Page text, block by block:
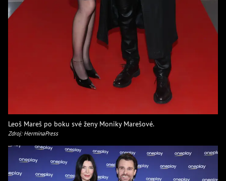
Leoš Mareš po boku své ženy Moniky Marešové.
Zdroj: HerminaPress